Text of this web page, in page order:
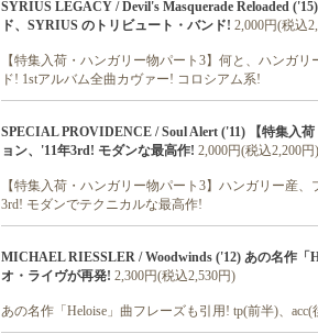
SYRIUS LEGACY / Devil's Masquerade Reloaded
ド、SYRIUS のトリビュート・バンド! 2,000円(税込
【特集入荷・ハンガリー物パート3】何と、ハンガ
ド! 1stアルバム全曲カヴァー! コロシアム系!
SPECIAL PROVIDENCE / Soul Alert ('11) 【特集入
ョン、'11年3rd! モダンな最高作! 2,000円(税込2,200円)
【特集入荷・ハンガリー物パート3】ハンガリー産
3rd! モダンでテクニカルな最高作!
MICHAEL RIESSLER / Woodwinds ('12) あの名作「
オ・ライヴが再発! 2,300円(税込2,530円)
あの名作「Heloise」曲フレーズも引用! tp(前半)、